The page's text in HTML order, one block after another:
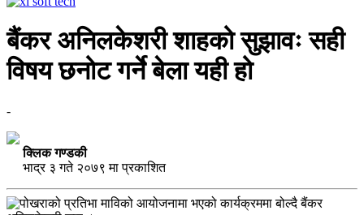
बैंकर अनिलकेशरी शाहको सुझावः सही
विषय छनोट गर्ने बेला यही हो
-
क्लिक गण्डकी
भाद्र ३ गते २०७९ मा प्रकाशित